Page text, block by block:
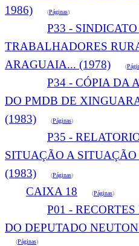
1986) (Páginas)
P33 - SINDICATO
TRABALHADORES
ARAGUAIA... (1978) (
P34 - CÓPIA DA
DO PMDB DE
(1983) (Páginas)
P35 -
SITUAÇÃO A
(1983) (Páginas)
CAIXA 18 (Páginas)
P01 -
DO DEPUTADO
(Páginas)